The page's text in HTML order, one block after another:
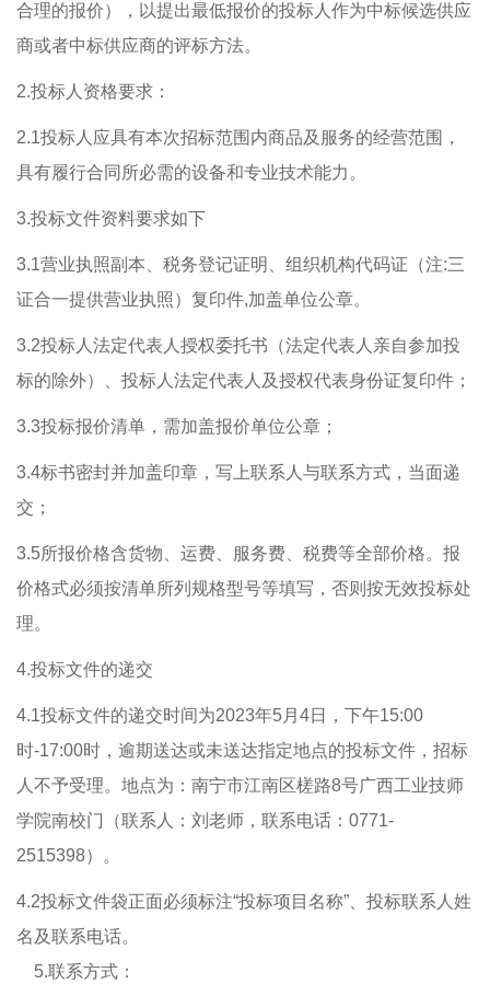
合理的报价），以提出最低报价的投标人作为中标候选供应
商或者中标供应商的评标方法。
2.投标人资格要求：
2.1投标人应具有本次招标范围内商品及服务的经营范围，
具有履行合同所必需的设备和专业技术能力。
3.投标文件资料要求如下
3.1营业执照副本、税务登记证明、组织机构代码证（注:三
证合一提供营业执照）复印件,加盖单位公章。
3.2投标人法定代表人授权委托书（法定代表人亲自参加投
标的除外）、投标人法定代表人及授权代表身份证复印件；
3.3投标报价清单，需加盖报价单位公章；
3.4标书密封并加盖印章，写上联系人与联系方式，当面递
交；
3.5所报价格含货物、运费、服务费、税费等全部价格。报
价格式必须按清单所列规格型号等填写，否则按无效投标处
理。
4.投标文件的递交
4.1投标文件的递交时间为2023年5月4日，下午15:00
时-17:00时，逾期送达或未送达指定地点的投标文件，招标
人不予受理。地点为：南宁市江南区槎路8号广西工业技师
学院南校门（联系人：刘老师，联系电话：0771-
2515398）。
4.2投标文件袋正面必须标注“投标项目名称”、投标联系人姓
名及联系电话。
5.联系方式：